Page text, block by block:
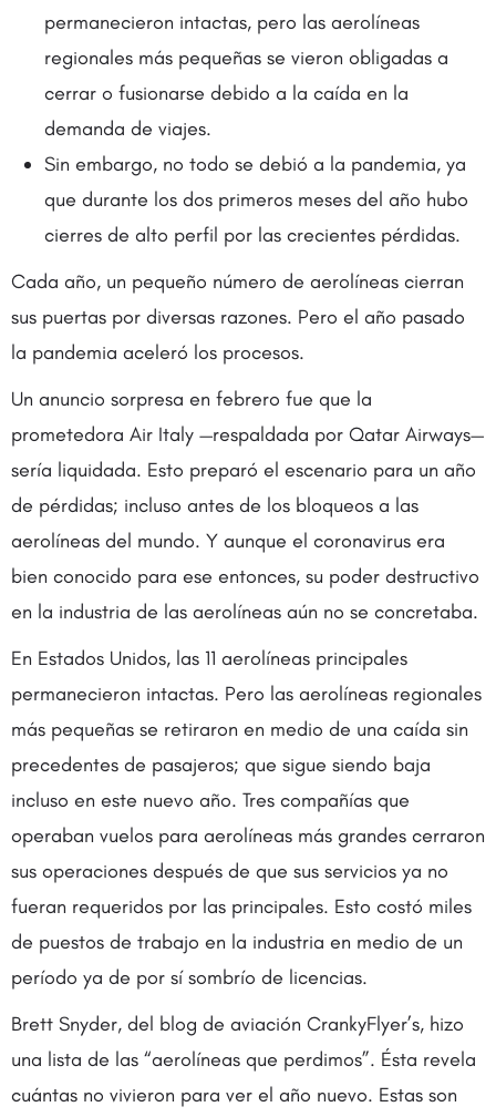
permanecieron intactas, pero las aerolíneas
regionales más pequeñas se vieron obligadas a
cerrar o fusionarse debido a la caída en la
demanda de viajes.
Sin embargo, no todo se debió a la pandemia, ya
que durante los dos primeros meses del año hubo
cierres de alto perfil por las crecientes pérdidas.
Cada año, un pequeño número de aerolíneas cierran
sus puertas por diversas razones. Pero el año pasado
la pandemia aceleró los procesos.
Un anuncio sorpresa en febrero fue que la
prometedora Air Italy —respaldada por Qatar Airways—
sería liquidada. Esto preparó el escenario para un año
de pérdidas; incluso antes de los bloqueos a las
aerolíneas del mundo. Y aunque el coronavirus era
bien conocido para ese entonces, su poder destructivo
en la industria de las aerolíneas aún no se concretaba.
En Estados Unidos, las 11 aerolíneas principales
permanecieron intactas. Pero las aerolíneas regionales
más pequeñas se retiraron en medio de una caída sin
precedentes de pasajeros; que sigue siendo baja
incluso en este nuevo año. Tres compañías que
operaban vuelos para aerolíneas más grandes cerraron
sus operaciones después de que sus servicios ya no
fueran requeridos por las principales. Esto costó miles
de puestos de trabajo en la industria en medio de un
período ya de por sí sombrío de licencias.
Brett Snyder, del blog de aviación CrankyFlyer’s, hizo
una lista de las “aerolíneas que perdimos”. Ésta revela
cuántas no vivieron para ver el año nuevo. Estas son